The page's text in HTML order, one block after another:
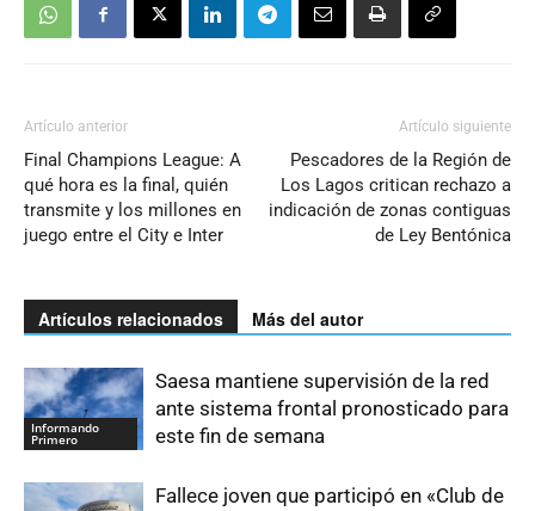
Artículo anterior
Final Champions League: A
qué hora es la final, quién
transmite y los millones en
juego entre el City e Inter
Artículo siguiente
Pescadores de la Región de
Los Lagos critican rechazo a
indicación de zonas contiguas
de Ley Bentónica
Artículos relacionados Más del autor
Informando
Primero
Saesa mantiene supervisión de la red
ante sistema frontal pronosticado para
este fin de semana
Fallece joven que participó en «Club de